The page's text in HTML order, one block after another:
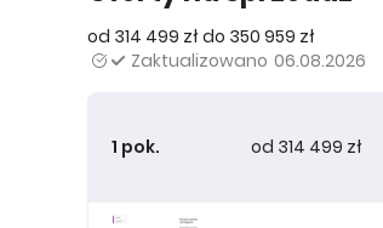
od 314 499 zł do 350 959 zł
Zaktualizowano 06.08.2026
1 pok. od 314 499 zł